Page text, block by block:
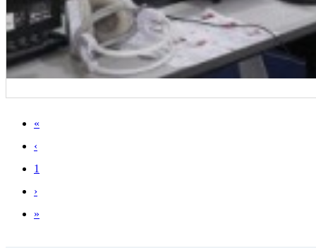
«
‹
1
›
»